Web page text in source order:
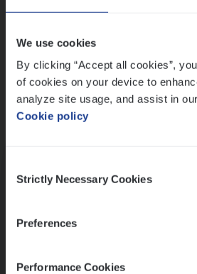
We use cookies
By clicking “Accept all cookies”,
of cookies on your device to
analyze site usage, and assist in
Cookie policy
Selection
Strictly Necessary Cookies
Preferences
Performance Cookies